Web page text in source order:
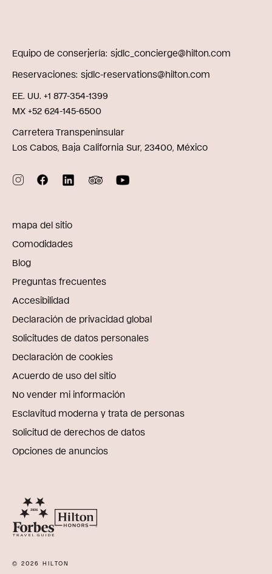
Equipo de conserjería sjdlc_concierge@hilton.com
Reservaciones sjdlc-reservations@hilton.com
EE. UU. +1 877-354-1399
MX +52 624-145-6500
Carretera Transpeninsular
Los Cabos, Baja California Sur, 23400, México
mapa del sitio
Comodidades
Blog
Preguntas frecuentes
Accesibilidad
Declaración de privacidad global
Solicitudes de datos personales
Declaración de cookies
Acuerdo de uso del sitio
No vender mi información
Esclavitud moderna y trata de personas
Solicitud de derechos de datos
Opciones de anuncios
© 2026 HILTON